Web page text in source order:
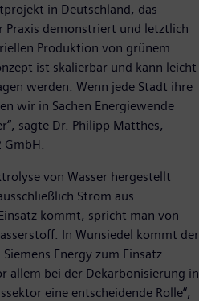
in Deutschland, das
Praxis demonstriert und letztlich
Produktion von grünem
ist skalierbar und kann leicht
werden. Wenn jede Stadt ihre
wir in Sachen Energiewende
sagte Dr. Philipp Matthes,
von Wasser hergestellt
Strom aus
kommt, spricht man von
In Wunsiedel kommt der
Energy zum Einsatz.
allem bei der Dekarbonisierung in
eine entscheidende Rolle“,